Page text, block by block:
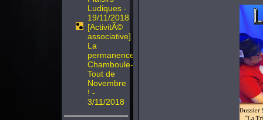
Ludiques -
19/11/2018
[ActivitÃ©
associative]
La
permanence
Chamboule-
Tout de
Novembre
! -
3/11/2018